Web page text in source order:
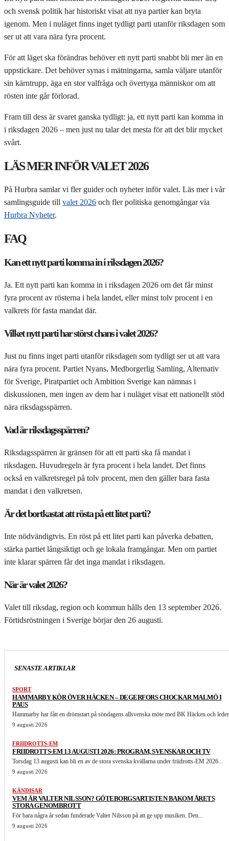
och svensk politik har historiskt visat att nya partier kan bryta
igenom. Men i nuläget finns inget tydligt parti utanför riksdagen som
ser ut att vara nära fyra procent.
För att läget ska förändras behöver ett nytt parti snabbt bli mer än en
uppstickare. Det behöver synas i mätningarna, samla väljare utanför
sin kärntrupp, äga en stor valfråga och övertyga människor om att
rösten inte går förlorad.
Fram till dess är svaret ganska tydligt: ja, ett nytt parti kan komma in
i riksdagen 2026 – men just nu talar det mesta för att det blir mycket
svårt.
LÄS MER INFÖR VALET 2026
På Hurbra samlar vi fler guider och nyheter inför valet. Läs mer i vår
samlingsguide till valet 2026 och fler politiska genomgångar via
Hurbra Nyheter.
FAQ
Kan ett nytt parti komma in i riksdagen 2026?
Ja. Ett nytt parti kan komma in i riksdagen 2026 om det får minst
fyra procent av rösterna i hela landet, eller minst tolv procent i en
valkrets för fasta mandat där.
Vilket nytt parti har störst chans i valet 2026?
Just nu finns inget parti utanför riksdagen som tydligt ser ut att vara
nära fyra procent. Partiet Nyans, Medborgerlig Samling, Alternativ
för Sverige, Piratpartiet och Ambition Sverige kan nämnas i
diskussionen, men ingen av dem har i nuläget visat ett nationellt stöd
nära riksdagsspärren.
Vad är riksdagsspärren?
Riksdagsspärren är gränsen för att ett parti ska få mandat i
riksdagen. Huvudregeln är fyra procent i hela landet. Det finns
också en valkretsregel på tolv procent, men den gäller bara fasta
mandat i den valkretsen.
Är det bortkastat att rösta på ett litet parti?
Inte nödvändigtvis. En röst på ett litet parti kan påverka debatten,
stärka partiet långsiktigt och ge lokala framgångar. Men om partiet
inte klarar spärren får det inga mandat i riksdagen.
När är valet 2026?
Valet till riksdag, region och kommun hålls den 13 september 2026.
Förtidsröstningen i Sverige börjar den 26 augusti.
SENASTE ARTIKLAR
SPORT
HAMMARBY KÖR ÖVER HÄCKEN – DEGERFORS CHOCKAR MALMÖ I
PAUS
Hammarby har fått en drömstart på söndagens allsvenska möte med BK Häcken och
9 augusti 2026
FRIIDROTTS-EM
FRIIDROTTS-EM 13 AUGUSTI 2026: PROGRAM, SVENSKAR OCH TV
Torsdag 13 augusti kan bli en av de stora svenska kvällarna under friidrotts-EM 2026...
9 augusti 2026
KÄNDISAR
VEM ÄR VALTER NILSSON? GÖTEBORGSARTISTEN BAKOM ÅRETS
STORA GENOMBROTT
För bara några år sedan funderade Valter Nilsson på att ge upp musiken. Den...
9 augusti 2026